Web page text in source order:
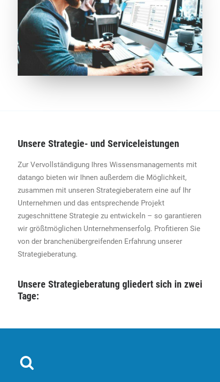
Unsere Strategie- und Serviceleistungen
Zur Vervollständigung Ihres Wissensmanagements mit
datango bieten wir Ihnen außerdem die Möglichkeit,
zusammen mit unseren Strategieberatern eine auf Ihr
Unternehmen und das entsprechende Projekt
zugeschnittene Strategie zu entwickeln – so garantieren
wir größtmöglichen Unternehmenserfolg. Profitieren Sie
von der branchenübergreifenden Erfahrung unserer
Strategieberatung.
Unsere Strategieberatung gliedert sich in zwei
Tage: